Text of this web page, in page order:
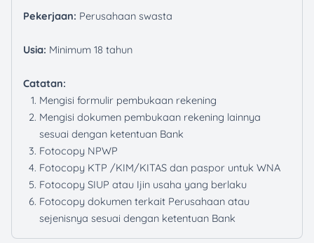
Pekerjaan: Perusahaan swasta
Usia: Minimum 18 tahun
Catatan:
Mengisi formulir pembukaan rekening
Mengisi dokumen pembukaan rekening lainnya
sesuai dengan ketentuan Bank
Fotocopy NPWP
Fotocopy KTP /KIM/KITAS dan paspor untuk WNA
Fotocopy SIUP atau Ijin usaha yang berlaku
Fotocopy dokumen terkait Perusahaan atau
sejenisnya sesuai dengan ketentuan Bank